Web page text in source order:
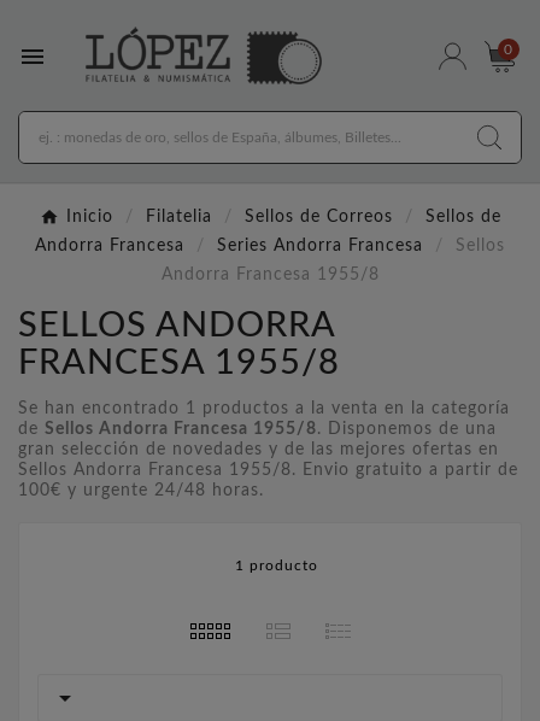
 0
Inicio Filatelia Sellos de Correos
Sellos de
Andorra Francesa
Series Andorra Francesa
Sellos
Andorra Francesa 1955/8
SELLOS ANDORRA
FRANCESA 1955/8
Se han encontrado 1 productos a la venta en la categoría
de Sellos Andorra Francesa 1955/8. Disponemos de una
gran selección de novedades y de las mejores ofertas en
Sellos Andorra Francesa 1955/8. Envio gratuito a partir de
100€ y urgente 24/48 horas.
1 producto
